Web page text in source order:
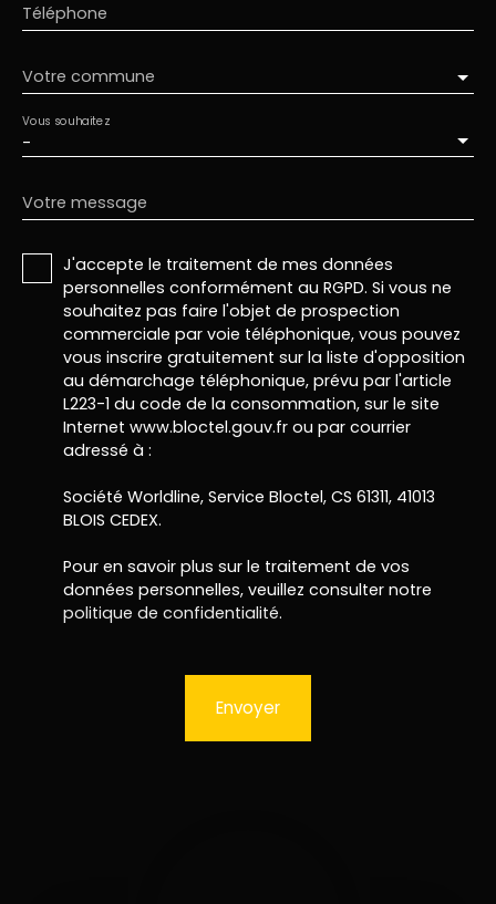
Téléphone
Votre commune
-
Vous souhaitez
Votre message
J'accepte le traitement de mes données
personnelles conformément au RGPD. Si vous ne
souhaitez pas faire l'objet de prospection
commerciale par voie téléphonique, vous pouvez
vous inscrire gratuitement sur la liste d'opposition
au démarchage téléphonique, prévu par l'article
L223-1 du code de la consommation, sur le site
Internet www.bloctel.gouv.fr ou par courrier
adressé à :
Société Worldline, Service Bloctel, CS 61311, 41013
BLOIS CEDEX.
Pour en savoir plus sur le traitement de vos
données personnelles, veuillez consulter notre
politique de confidentialité.
Envoyer